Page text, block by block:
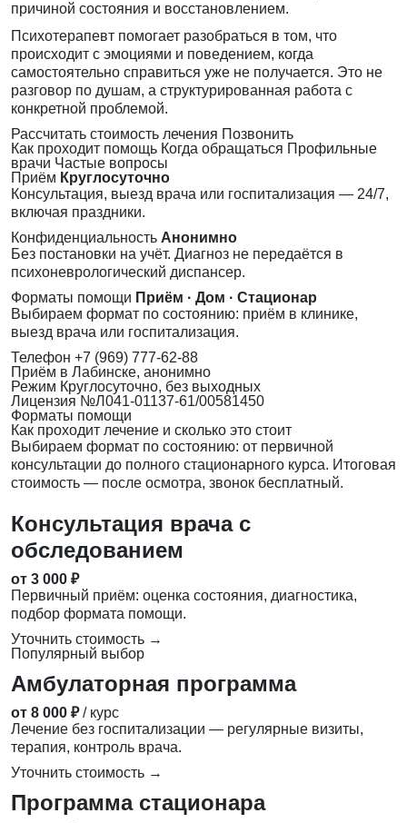
причиной состояния и восстановлением.
Психотерапевт помогает разобраться в том, что
происходит с эмоциями и поведением, когда
самостоятельно справиться уже не получается. Это не
разговор по душам, а структурированная работа с
конкретной проблемой.
Рассчитать стоимость лечения Позвонить
Как проходит помощь Когда обращаться Профильные
врачи Частые вопросы
Приём Круглосуточно
Консультация, выезд врача или госпитализация — 24/7,
включая праздники.
Конфиденциальность Анонимно
Без постановки на учёт. Диагноз не передаётся в
психоневрологический диспансер.
Форматы помощи Приём · Дом · Стационар
Выбираем формат по состоянию: приём в клинике,
выезд врача или госпитализация.
Телефон +7 (969) 777-62-88
Приём в Лабинске, анонимно
Режим Круглосуточно, без выходных
Лицензия №Л041-01137-61/00581450
Форматы помощи
Как проходит лечение и сколько это стоит
Выбираем формат по состоянию: от первичной
консультации до полного стационарного курса. Итоговая
стоимость — после осмотра, звонок бесплатный.
Консультация врача с
обследованием
от 3 000 ₽
Первичный приём: оценка состояния, диагностика,
подбор формата помощи.
Уточнить стоимость →
Популярный выбор
Амбулаторная программа
от 8 000 ₽ / курс
Лечение без госпитализации — регулярные визиты,
терапия, контроль врача.
Уточнить стоимость →
Программа стационара